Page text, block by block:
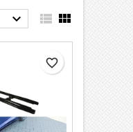
  
favorite_border